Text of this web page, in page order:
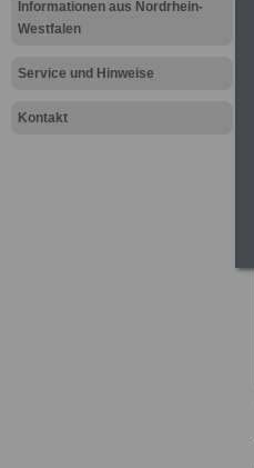
Informationen aus Nordrhein-
Westfalen
Service und Hinweise
Kontakt